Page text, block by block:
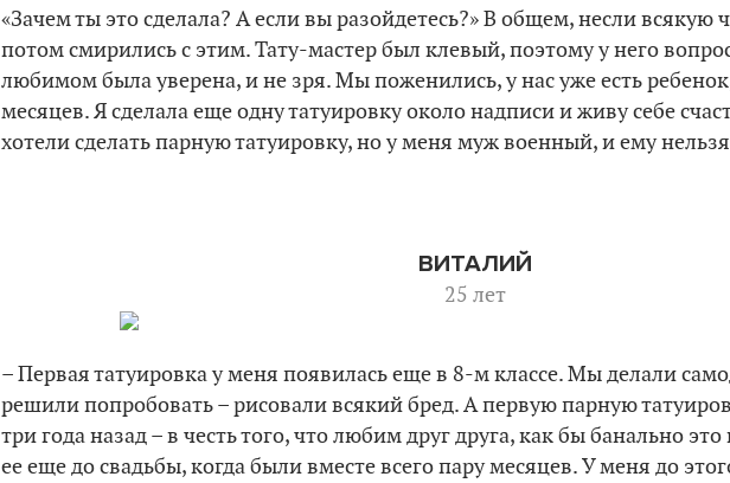
«Зачем ты это сделала? А если вы разойдетесь?» В общем, несли всякую
потом смирились с этим. Тату-мастер был клевый, поэтому у него
любимом была уверена, и не зря. Мы поженились, у нас уже есть
месяцев. Я сделала еще одну татуировку около надписи и живу себе
хотели сделать парную татуировку, но у меня муж военный, и ему
ВИТАЛИЙ
25 лет
– Первая татуировка у меня появилась еще в 8-м классе. Мы делали
решили попробовать – рисовали всякий бред. А первую парную
три года назад – в честь того, что любим друг друга, как бы банально
ее еще до свадьбы, когда были вместе всего пару месяцев. У меня до